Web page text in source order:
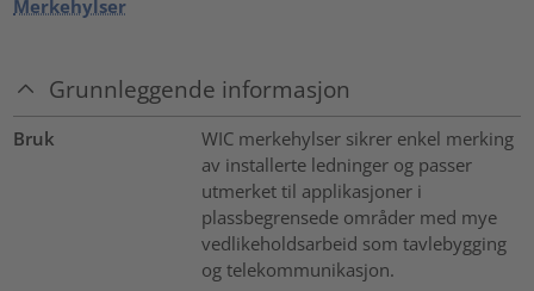
Merkehylser
Grunnleggende informasjon
Bruk
WIC merkehylser sikrer enkel merking
av installerte ledninger og passer
utmerket til applikasjoner i
plassbegrensede områder med mye
vedlikeholdsarbeid som tavlebygging
og telekommunikasjon.